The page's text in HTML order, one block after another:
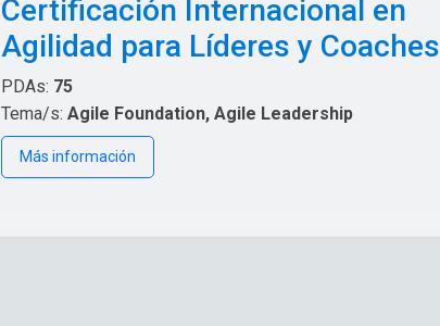
Certificación Internacional en
Agilidad para Líderes y Coaches
PDAs: 75
Tema/s: Agile Foundation, Agile Leadership
Más información